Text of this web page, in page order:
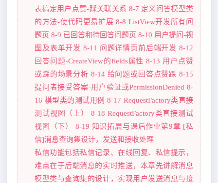
表搞定用户点赞-踩关联关系 8-7 定义问答模型类
的方法-使代码更易扩展 8-8 ListView开发所有问
题页 8-9 已回答和待回答问题页 8-10 用户提问-视
图及表单开发 8-11 问题详情页前后端开发 8-12
回答问题-CreateView的fields属性 8-13 用户点赞
或踩的场景分析 8-14 给问题或回答点赞踩 8-15
提问者接受答案-用户验证或PermissionDenied 8-
16 模型类的测试用例 8-17 RequestFactory类直接
测试视图（上） 8-18 RequestFactory类直接测试
视图（下） 8-19 知识拓展与课后作业第9章 [私
信]消息查询集设计，发送和接收处理
私信功能包括私信记录、在线回复、私信提示，
难点在于后端消息的实时推送，本章先讲解消息
模型类与查询集的设计，实现用户发送消息与接